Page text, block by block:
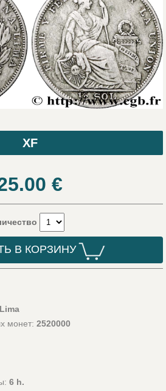
XF
€
В КОРЗИНУ
Lima
монет: 2520000
6 h.